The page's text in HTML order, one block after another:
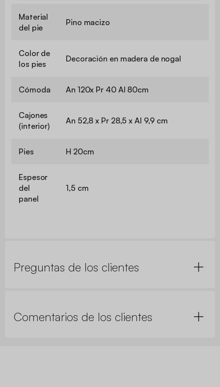
Material
del pie
Pino macizo
Color de
los pies
Decoración en madera de nogal
Cómoda An 120x Pr 40 Al 80cm
Cajones
(interior)
An 52,8 x Pr 28,5 x Al 9,9 cm
Pies H 20cm
Espesor
del
panel
1,5 cm
Preguntas de los clientes
Comentarios de los clientes